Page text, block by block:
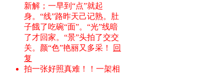
新解；一早到“点”就起
身。“线”路昨天己记熟。肚
子餓了吃碗“面”。“光”线暗
了才回家。“景”头拍了交交
关。颜“色”艳丽又多采！
回
复
拍一张好照真难！！一架相